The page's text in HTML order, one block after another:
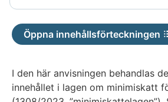
är
inte
tillgänglig
Öppna innehållsförteckningen
I den här anvisningen behandlas
innehållet i lagen om minimiskatt